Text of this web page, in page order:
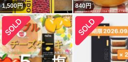
1,500円 840円